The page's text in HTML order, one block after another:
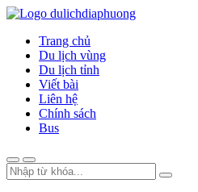
Trang chủ
Du lịch vùng
Du lịch tỉnh
Viết bài
Liên hệ
Chính sách
Bus